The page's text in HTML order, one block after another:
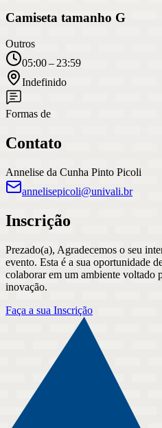
Camiseta tamanho G
Outros
05:00 – 23:59
Indefinido
Formas de
Contato
Annelise da Cunha Pinto Picoli
annelisepicoli@univali.br
Inscrição
Prezado(a), Agradecemos o seu
evento. Esta é a sua oportunidade
colaborar em um ambiente voltado
inovação.
Faça a sua Inscrição